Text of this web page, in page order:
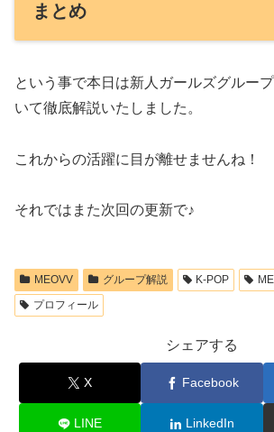
まとめ
という事で本日は新人ガールズグルー
いて徹底解説いたしました。
これからの活躍に目が離せませんね！
それではまた次回の更新で♪
MEOVV グループ解説 K-POP
プロフィール
シェアする
X Facebook
LINE LinkedIn